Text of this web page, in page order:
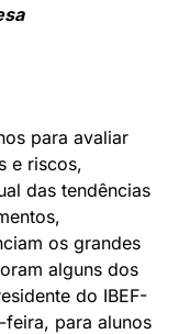
para avaliar
e riscos,
das tendências
os grandes
alguns dos
do IBEF-
feira, para alunos